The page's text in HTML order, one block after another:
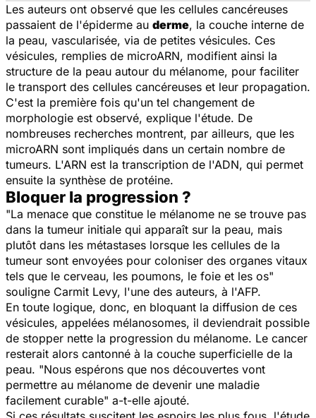
Les auteurs ont observé que les cellules cancéreuses
passaient de l'épiderme au derme, la couche interne de
la peau, vascularisée, via de petites vésicules. Ces
vésicules, remplies de microARN, modifient ainsi la
structure de la peau autour du mélanome, pour faciliter
le transport des cellules cancéreuses et leur propagation.
C'est la première fois qu'un tel changement de
morphologie est observé, explique l'étude. De
nombreuses recherches montrent, par ailleurs, que les
microARN sont impliqués dans un certain nombre de
tumeurs. L'ARN est la transcription de l'ADN, qui permet
ensuite la synthèse de protéine.
Bloquer la progression ?
"La menace que constitue le mélanome ne se trouve pas
dans la tumeur initiale qui apparaît sur la peau, mais
plutôt dans les métastases lorsque les cellules de la
tumeur sont envoyées pour coloniser des organes vitaux
tels que le cerveau, les poumons, le foie et les os"
souligne Carmit Levy, l'une des auteurs, à l'AFP.
En toute logique, donc, en bloquant la diffusion de ces
vésicules, appelées mélanosomes, il deviendrait possible
de stopper nette la progression du mélanome. Le cancer
resterait alors cantonné à la couche superficielle de la
peau. "Nous espérons que nos découvertes vont
permettre au mélanome de devenir une maladie
facilement curable" a-t-elle ajouté.